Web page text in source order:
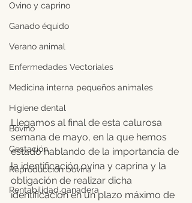
Ovino y caprino
Ganado équido
Verano animal
Enfermedades Vectoriales
Medicina interna pequeños animales
Higiene dental
Bovino
Gestación
Reproducción bovina
Rentabilidad ganadera
Llegamos al final de esta calurosa
semana de mayo, en la que hemos
estado hablando de la importancia de
la identificación ovina y caprina y la
obligación de realizar dicha
identificación en un plazo máximo de